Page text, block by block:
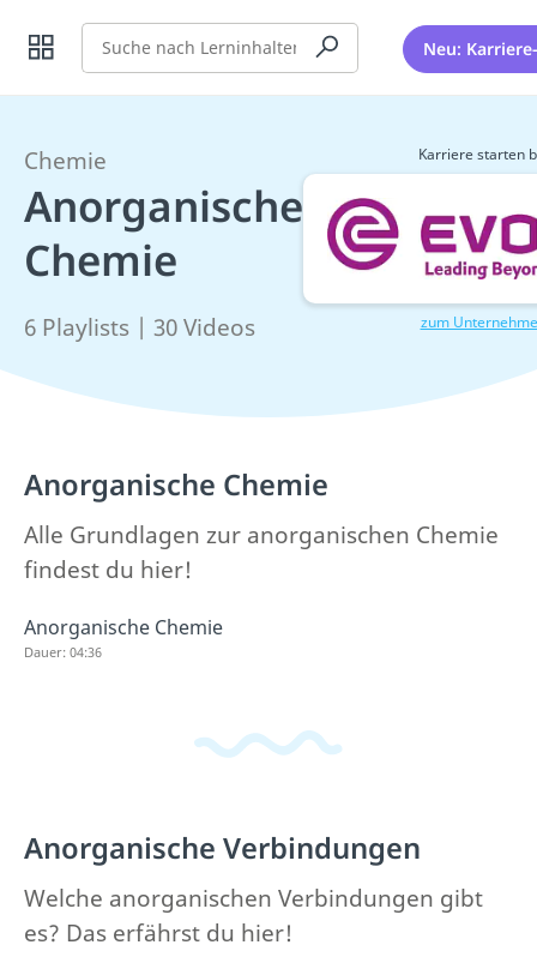
Suche Neu:
Chemie
Anorganische
Chemie
6 Playlists | 30 Videos
Karriere starten
zum
Anorganische Chemie
Alle Grundlagen zur anorganischen Chemie
findest du hier!
Anorganische Chemie
Dauer: 04:36
Anorganische Verbindungen
Welche anorganischen Verbindungen gibt
es? Das erfährst du hier!